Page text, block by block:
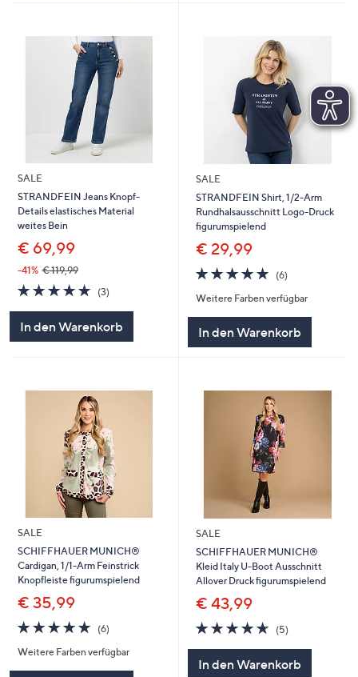
SALE
STRANDFEIN Jeans Knopf-
Details elastisches Material
weites Bein
€ 69,99
-41% € 119,99
4.7
von
5
(3)
In den Warenkorb
SALE
STRANDFEIN Shirt, 1/2-Arm
Rundhalsausschnitt Logo-Druck
figurumspielend
€ 29,99
4.7
von
5
(6)
Weitere Farben verfügbar
In den Warenkorb
SALE
SCHIFFHAUER MUNICH®
Cardigan, 1/1-Arm Feinstrick
Knopfleiste figurumspielend
€ 35,99
4.7
von
5
(6)
Weitere Farben verfügbar
SALE
SCHIFFHAUER MUNICH®
Kleid Italy U-Boot Ausschnitt
Allover Druck figurumspielend
€ 43,99
4.6
von
5
(5)
In den Warenkorb